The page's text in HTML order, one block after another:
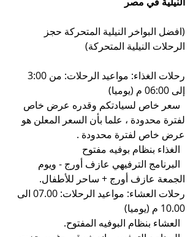
(افضل البواخر النيلية المتحركة حجز
الرحلات النيلية المتحركة)
إلى 06:00 م (يوميا)
  سعر خاص لسيادتكم وقدره عرض خاص
لفترة محدودة ، علما بأن السعر المعلن هو
عرض خاص لفترة محدودة .
  البرنامج الترفيهي عازف أورج - ويوم
الجمعة عازف أورج + ساحر للأطفال.
رحلات العشاء: مواعيد الرحلات: 07.00 الى
10.00 م (يوميا)